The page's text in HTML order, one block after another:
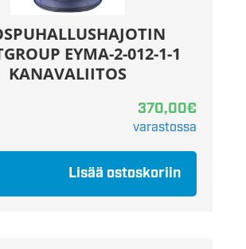
EYMA-2-012-1-1
KANAVALIITOS
370,00€
varastossa
Lisää ostoskoriin